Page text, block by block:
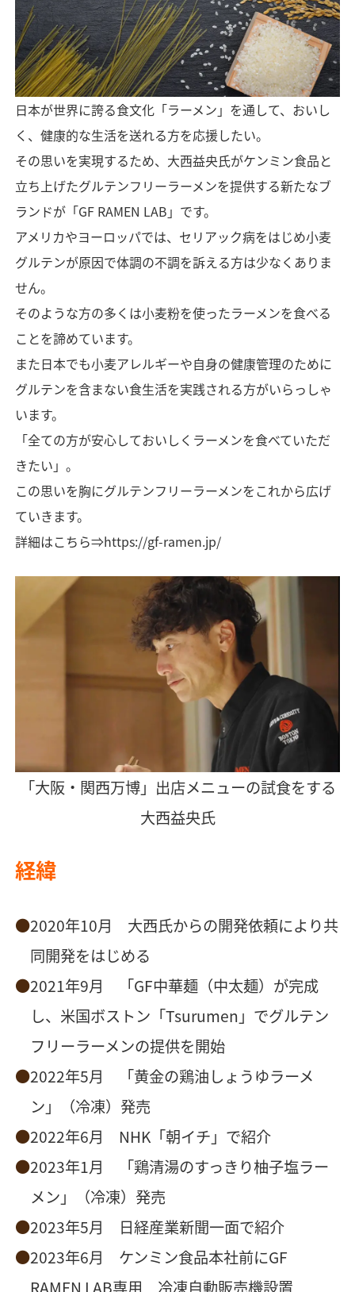
日本が世界に誇る食文化「ラーメン」を通して、おいし
く、健康的な生活を送れる方を応援したい。
その思いを実現するため、大西益央氏がケンミン食品と
立ち上げたグルテンフリーラーメンを提供する新たなブ
ランドが「GF RAMEN LAB」です。
アメリカやヨーロッパでは、セリアック病をはじめ小麦
グルテンが原因で体調の不調を訴える方は少なくありま
せん。
そのような方の多くは小麦粉を使ったラーメンを食べる
ことを諦めています。
また日本でも小麦アレルギーや自身の健康管理のために
グルテンを含まない食生活を実践される方がいらっしゃ
います。
「全ての方が安心しておいしくラーメンを食べていただ
きたい」。
この思いを胸にグルテンフリーラーメンをこれから広げ
ていきます。
詳細はこちら⇒https://gf-ramen.jp/
「大阪・関西万博」出店メニューの試食をする
大西益央氏
経緯
2020年10月 大西氏からの開発依頼により共
同開発をはじめる
2021年9月 「GF中華麺（中太麺）が完成
し、米国ボストン「Tsurumen」でグルテン
フリーラーメンの提供を開始
2022年5月 「黄金の鶏油しょうゆラーメ
ン」（冷凍）発売
2022年6月 NHK「朝イチ」で紹介
2023年1月 「鶏清湯のすっきり柚子塩ラー
メン」（冷凍）発売
2023年5月 日経産業新聞一面で紹介
2023年6月 ケンミン食品本社前にGF
RAMEN LAB専用 冷凍自動販売機設置